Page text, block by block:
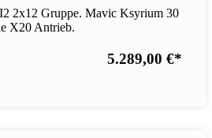
2x12 Gruppe. Mavic Ksyrium 30
X20 Antrieb.
5.289,00 €*